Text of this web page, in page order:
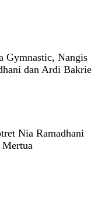
Gymnastic, Nangis
dan Ardi Bakrie
Nia Ramadhani